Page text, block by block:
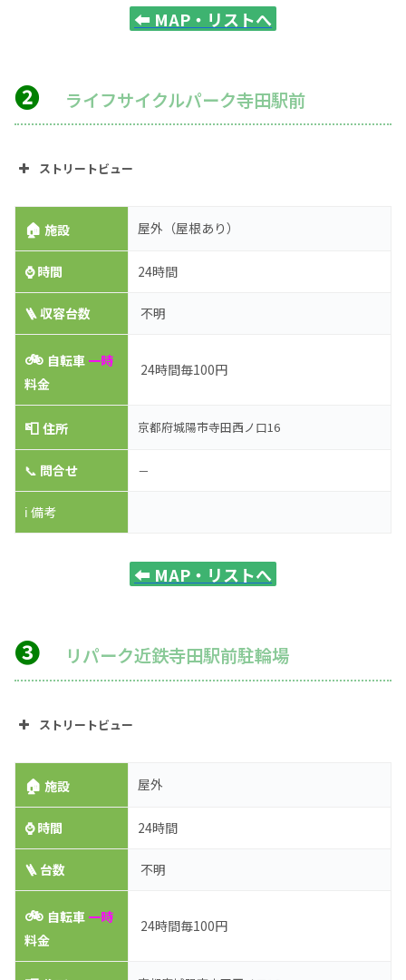
⬅️ MAP・リストへ
❷ ライフサイクルパーク寺田駅前
ストリートビュー
🏠施設 屋外（屋根あり）
⌚時間 24時間
🪜 収容台数 不明
🚲 自転車 一時
料金
24時間毎100円
📮住所 京都府城陽市寺田西ノ口16
📞 問合せ －
ℹ️ 備考
⬅️ MAP・リストへ
❸ リパーク近鉄寺田駅前駐輪場
ストリートビュー
🏠施設 屋外
⌚時間 24時間
🪜 台数 不明
🚲 自転車 一時
料金
24時間毎100円